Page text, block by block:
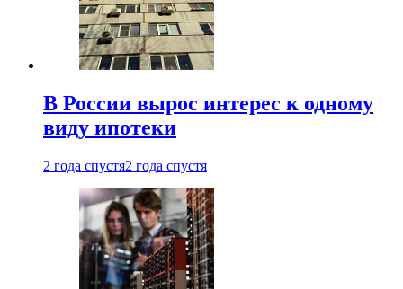
В России вырос интерес к одному
виду ипотеки
2 года спустя2 года спустя